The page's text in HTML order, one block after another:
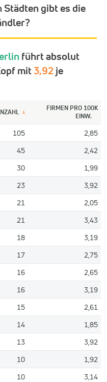
Städten gibt es die
führt absolut
mit3,92je
↓
FIRMEN PRO 100K
EINW.
105
2,85
45
2,42
30
1,99
23
3,92
21
2,05
21
3,43
18
3,19
17
2,75
16
2,65
16
3,19
15
2,61
14
1,85
13
3,92
10
1,92
10
3,14